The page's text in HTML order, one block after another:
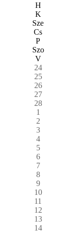
H
K
Sze
Cs
P
Szo
V
24
25
26
27
28
1
2
3
4
5
6
7
8
9
10
11
12
13
14